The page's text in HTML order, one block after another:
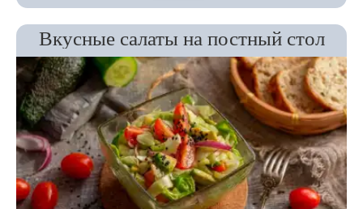
Вкусные салаты на постный стол